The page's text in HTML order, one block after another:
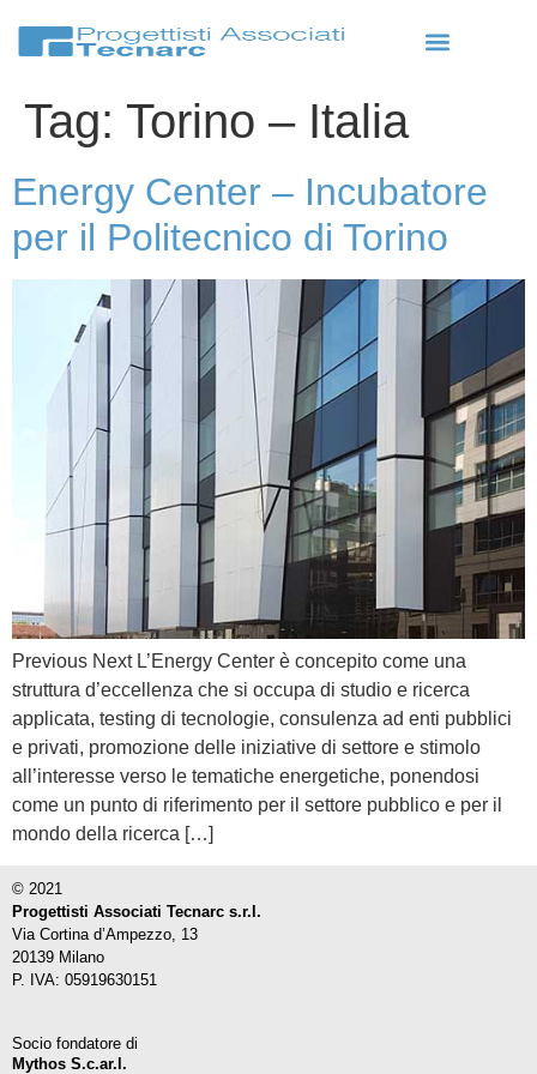
Tag: Torino – Italia
Energy Center – Incubatore
per il Politecnico di Torino
Previous Next L’Energy Center è concepito come una
struttura d’eccellenza che si occupa di studio e ricerca
applicata, testing di tecnologie, consulenza ad enti pubblici
e privati, promozione delle iniziative di settore e stimolo
all’interesse verso le tematiche energetiche, ponendosi
come un punto di riferimento per il settore pubblico e per il
mondo della ricerca […]
© 2021
Progettisti Associati Tecnarc s.r.l.
Via Cortina d’Ampezzo, 13
20139 Milano
P. IVA: 05919630151
Socio fondatore di
Mythos S.c.ar.l.